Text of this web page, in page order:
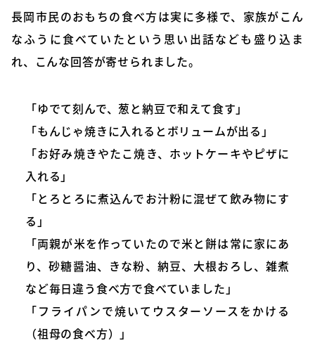
長岡市民のおもちの食べ方は実に多様で、家族がこん
なふうに食べていたという思い出話なども盛り込ま
れ、こんな回答が寄せられました。
「ゆでて刻んで、葱と納豆で和えて食す」
「もんじゃ焼きに入れるとボリュームが出る」
「お好み焼きやたこ焼き、ホットケーキやピザに
入れる」
「とろとろに煮込んでお汁粉に混ぜて飲み物にす
る」
「両親が米を作っていたので米と餅は常に家にあ
り、砂糖醤油、きな粉、納豆、大根おろし、雑煮
など毎日違う食べ方で食べていました」
「フライパンで焼いてウスターソースをかける
（祖母の食べ方）」